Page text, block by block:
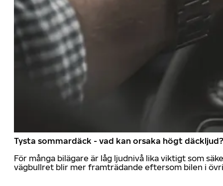
Tysta sommardäck - vad kan orsaka högt däckljud?
För många bilägare är låg ljudnivå lika viktigt som
vägbullret blir mer framträdande eftersom bilen i